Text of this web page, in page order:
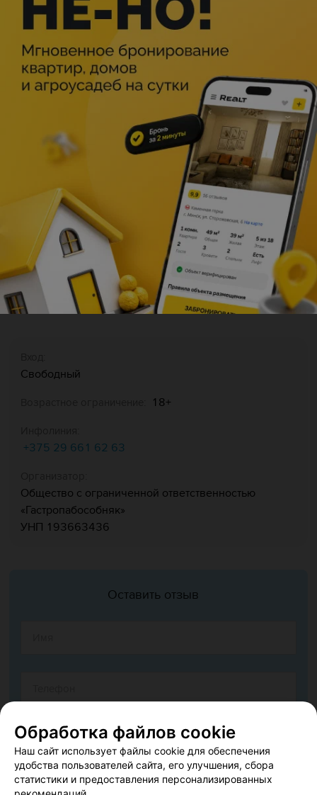
Описание
Бронирование
Свободный
18+
+375 29 661 62 63
Общество с ограниченной ответственностью
«Гастропабособняк»
УНП 193663436
Оставить отзыв
Обработка файлов cookie
Наш сайт использует файлы cookie для обеспечения
удобства пользователей сайта, его улучшения, сбора
статистики и предоставления персонализированных